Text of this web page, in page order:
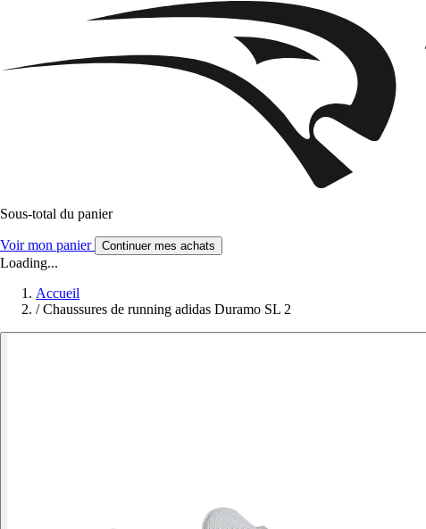
Sous-total du panier
Voir mon panier Continuer mes achats
Loading...
Accueil
/ Chaussures de running adidas Duramo SL 2